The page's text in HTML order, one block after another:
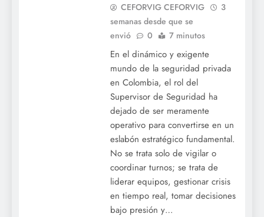
CEFORVIG CEFORVIG
3
semanas desde que se
envió
0 7 minutos
En el dinámico y exigente
mundo de la seguridad privada
en Colombia, el rol del
Supervisor de Seguridad ha
dejado de ser meramente
operativo para convertirse en un
eslabón estratégico fundamental.
No se trata solo de vigilar o
coordinar turnos; se trata de
liderar equipos, gestionar crisis
en tiempo real, tomar decisiones
bajo presión y…